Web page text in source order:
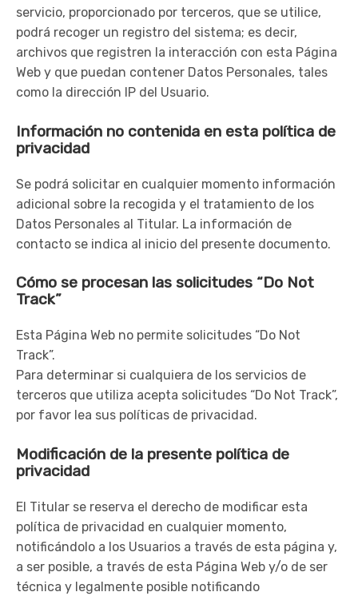
servicio, proporcionado por terceros, que se utilice,
podrá recoger un registro del sistema; es decir,
archivos que registren la interacción con esta Página
Web y que puedan contener Datos Personales, tales
como la dirección IP del Usuario.
Información no contenida en esta política de
privacidad
Se podrá solicitar en cualquier momento información
adicional sobre la recogida y el tratamiento de los
Datos Personales al Titular. La información de
contacto se indica al inicio del presente documento.
Cómo se procesan las solicitudes “Do Not
Track”
Esta Página Web no permite solicitudes “Do Not
Track”.
Para determinar si cualquiera de los servicios de
terceros que utiliza acepta solicitudes “Do Not Track”,
por favor lea sus políticas de privacidad.
Modificación de la presente política de
privacidad
El Titular se reserva el derecho de modificar esta
política de privacidad en cualquier momento,
notificándolo a los Usuarios a través de esta página y,
a ser posible, a través de esta Página Web y/o de ser
técnica y legalmente posible notificando